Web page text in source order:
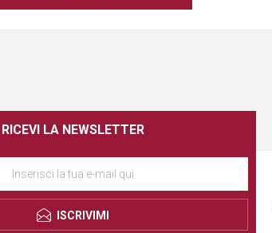
RICEVI LA NEWSLETTER
ISCRIVIMI